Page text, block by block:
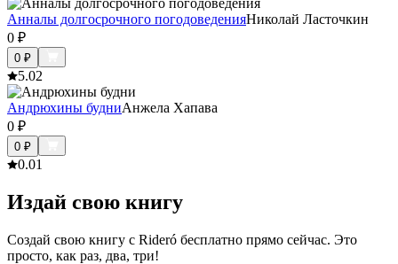
Анналы долгосрочного погодоведенияНиколай Ласточкин
0 ₽
0 ₽
5.02
Андрюхины будниАнжела Хапава
0 ₽
0 ₽
0.01
Издай свою книгу
Создай свою книгу с Rideró бесплатно прямо сейчас. Это
просто, как раз, два, три!